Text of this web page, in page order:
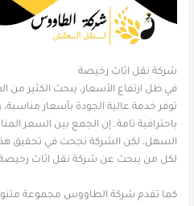
شركة نقل اثاث رخيصة
في ظل ارتفاع الأسعار، يبحث الكثير
توفر خدمة عالية الجودة بأسعار
باحترافية تامة. إن الجمع بين السعر
السهل، لكن الشركة نجحت في تحقيق هذا
لكل من يبحث عن شركة نقل اثاث
كما تقدم شركة الطاووس مجموعة